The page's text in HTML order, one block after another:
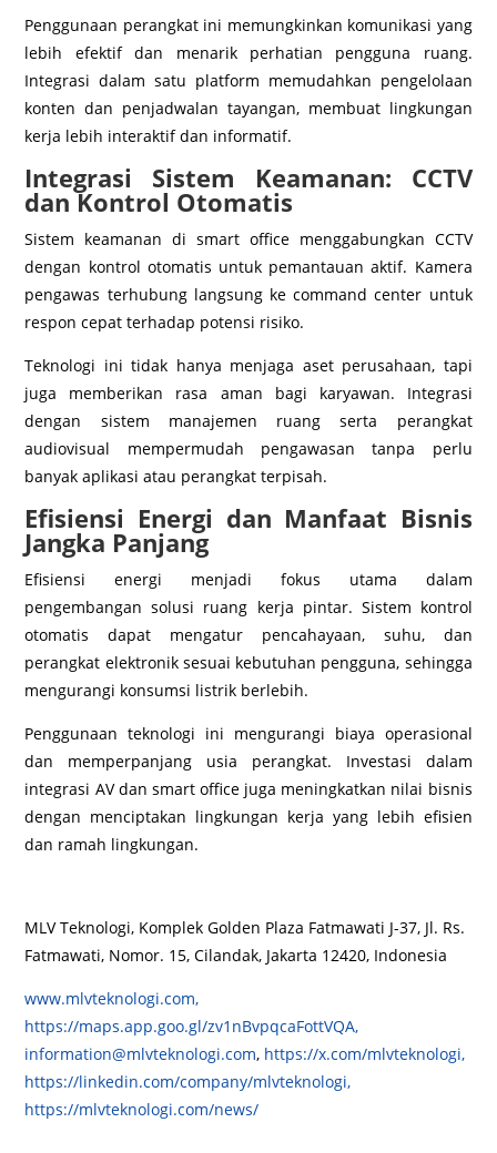
Penggunaan perangkat ini memungkinkan komunikasi yang
lebih efektif dan menarik perhatian pengguna ruang.
Integrasi dalam satu platform memudahkan pengelolaan
konten dan penjadwalan tayangan, membuat lingkungan
kerja lebih interaktif dan informatif.
Integrasi Sistem Keamanan: CCTV
dan Kontrol Otomatis
Sistem keamanan di smart office menggabungkan CCTV
dengan kontrol otomatis untuk pemantauan aktif. Kamera
pengawas terhubung langsung ke command center untuk
respon cepat terhadap potensi risiko.
Teknologi ini tidak hanya menjaga aset perusahaan, tapi
juga memberikan rasa aman bagi karyawan. Integrasi
dengan sistem manajemen ruang serta perangkat
audiovisual mempermudah pengawasan tanpa perlu
banyak aplikasi atau perangkat terpisah.
Efisiensi Energi dan Manfaat Bisnis
Jangka Panjang
Efisiensi energi menjadi fokus utama dalam
pengembangan solusi ruang kerja pintar. Sistem kontrol
otomatis dapat mengatur pencahayaan, suhu, dan
perangkat elektronik sesuai kebutuhan pengguna, sehingga
mengurangi konsumsi listrik berlebih.
Penggunaan teknologi ini mengurangi biaya operasional
dan memperpanjang usia perangkat. Investasi dalam
integrasi AV dan smart office juga meningkatkan nilai bisnis
dengan menciptakan lingkungan kerja yang lebih efisien
dan ramah lingkungan.
MLV Teknologi, Komplek Golden Plaza Fatmawati J-37, Jl. Rs.
Fatmawati, Nomor. 15, Cilandak, Jakarta 12420, Indonesia
www.mlvteknologi.com,
https://maps.app.goo.gl/zv1nBvpqcaFottVQA,
information@mlvteknologi.com, https://x.com/mlvteknologi,
https://linkedin.com/company/mlvteknologi,
https://mlvteknologi.com/news/